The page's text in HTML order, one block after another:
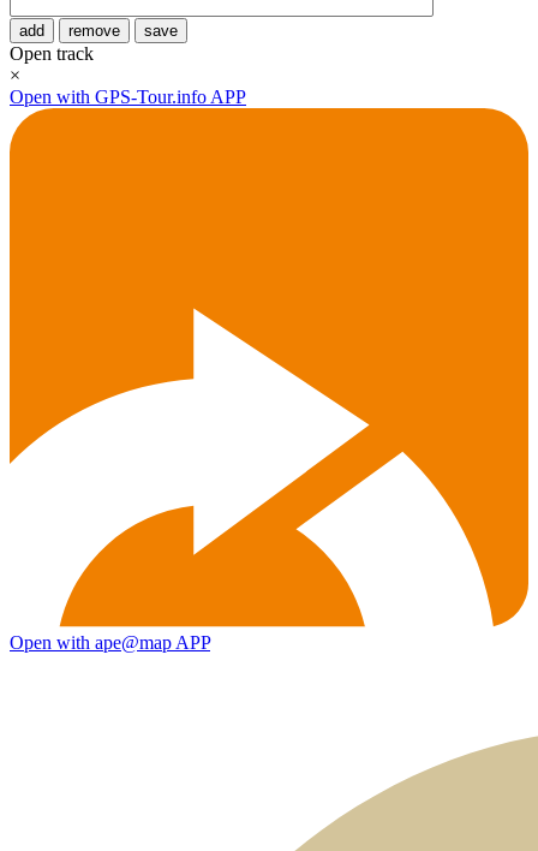
add remove save
Open track
×
Open with GPS-Tour.info APP
Open with ape@map APP